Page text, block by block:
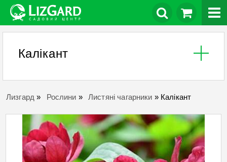
Калікант
Лизгард » Рослини » Листяні чагарники » Калікант